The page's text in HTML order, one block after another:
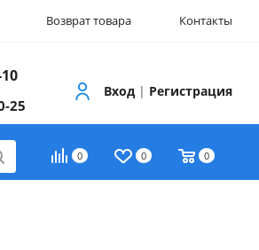
Возврат товара Контакты
25
Вход | Регистрация
0 0 0